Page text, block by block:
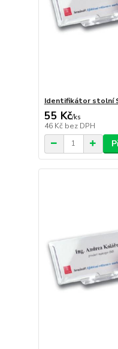
Identifikátor stolní
55 Kč/ks
46 Kč bez DPH